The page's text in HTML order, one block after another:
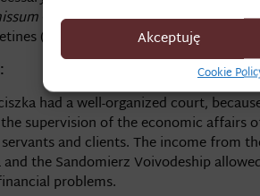
Akceptuję
Cookie
(pol.ordynacja) and the fortress
(pol.
) and the royal court.
had a well-organized court,
supervision of the economic affairs
and clients. The income from
and the Sandomierz Voivodeship
problems.